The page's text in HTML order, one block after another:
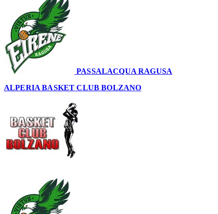
PASSALACQUA RAGUSA
ALPERIA BASKET CLUB BOLZANO